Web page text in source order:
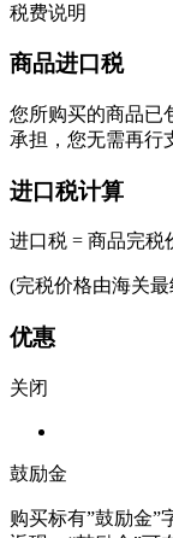
税费说明
商品进口税
您所购买的商品已
承担，您无需再行
进口税计算
进口税 = 商品完税
(完税价格由海关
优惠
关闭
鼓励金
购买标有”鼓励金”